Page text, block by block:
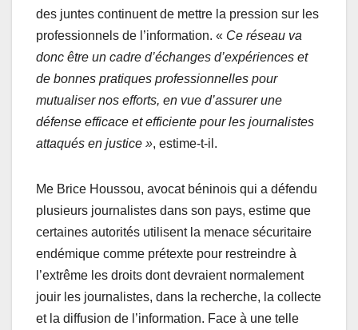
des juntes continuent de mettre la pression sur les
professionnels de l’information. « Ce réseau va
donc être un cadre d’échanges d’expériences et
de bonnes pratiques professionnelles pour
mutualiser nos efforts, en vue d’assurer une
défense efficace et efficiente pour les journalistes
attaqués en justice », estime-t-il.
Me Brice Houssou, avocat béninois qui a défendu
plusieurs journalistes dans son pays, estime que
certaines autorités utilisent la menace sécuritaire
endémique comme prétexte pour restreindre à
l’extrême les droits dont devraient normalement
jouir les journalistes, dans la recherche, la collecte
et la diffusion de l’information. Face à une telle